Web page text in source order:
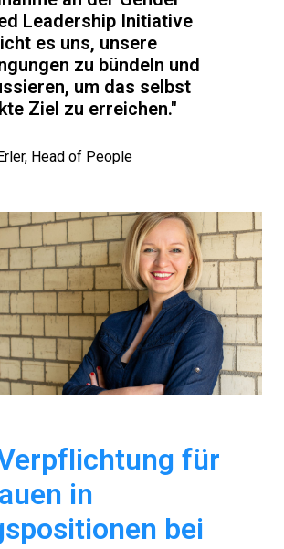
Leadership Initiative
es uns, unsere
zu bündeln und
um das selbst
Ziel zu erreichen."
Head of People
für
in
bei